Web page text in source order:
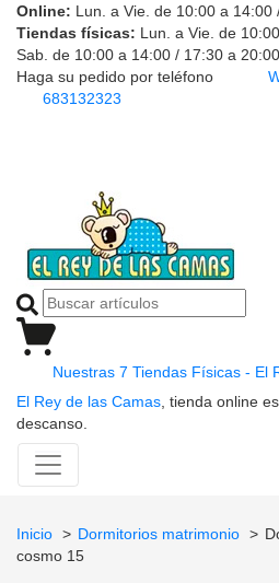
Online: Lun. a Vie. de 10:00 a 14:00
Tiendas físicas: Lun. a Vie. de
Sab. de 10:00 a 14:00 / 17:30 a
Haga su pedido por teléfono
683132323
Nuestras 7 Tiendas Físicas - El
El Rey de las Camas , tienda online
descanso.
Inicio Dormitorios matrimonio
cosmo 15